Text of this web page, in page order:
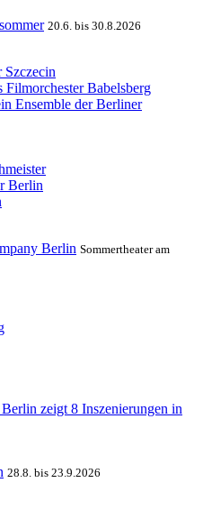
20.6. bis 30.8.2026
Szczecin
Babelsberg
Ensemble der Berliner
Berlin
Berlin Sommertheater am
zeigt 8 Inszenierungen in
28.8. bis 23.9.2026